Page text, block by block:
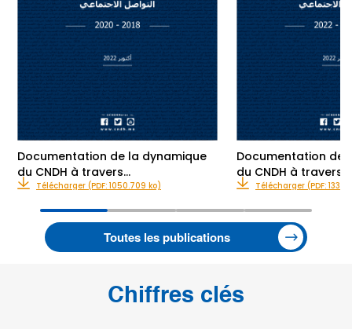
Toutes les publications
Documentation de la dynamique
du CNDH à travers…
Télécharger (PDF: 1050.709 ko)
Documentation de
du CNDH à travers…
Télécharger (PDF:
Chiffres clés